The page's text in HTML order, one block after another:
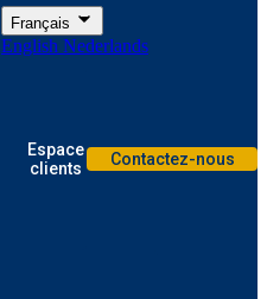
Français
English Nederlands
Espace
clients
Contactez-nous